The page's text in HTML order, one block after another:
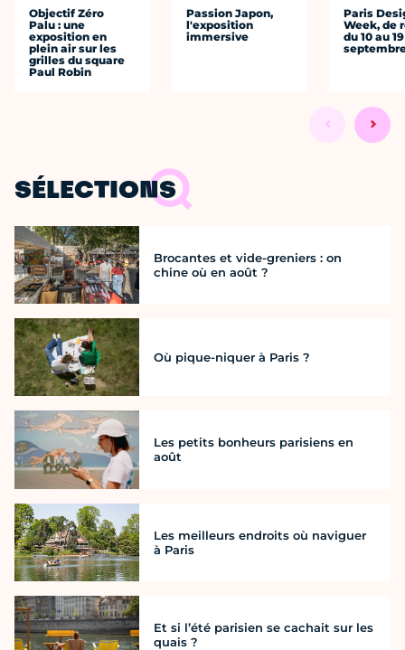
Objectif Zéro
Palu : une
exposition en
plein air sur les
grilles du square
Paul Robin
Passion Japon,
l'exposition
immersive
Paris
Week, de
du 10 au 19
SÉLECTIONS
Brocantes et vide-greniers : on
chine où en août ?
Où pique-niquer à Paris ?
Les petits bonheurs parisiens en
août
Les meilleurs endroits où naviguer
à Paris
Et si l’été parisien se cachait sur les
quais ?